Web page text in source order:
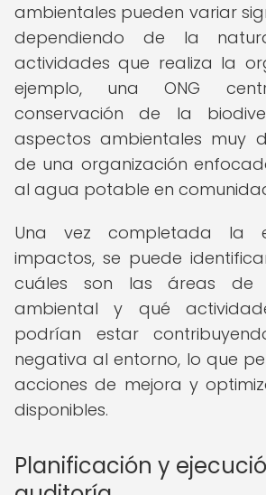
ambientales pueden variar
dependiendo de la
actividades que realiza la
ejemplo, una ONG
conservación de la
aspectos ambientales muy
de una organización
al agua potable en
Una vez completada la
impactos, se puede
cuáles son las áreas de
ambiental y qué
podrían estar
negativa al entorno, lo que
acciones de mejora y
disponibles.
Planificación y